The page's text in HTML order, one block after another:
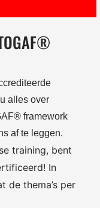
alles over
framework
af te leggen.
training, bent
In
de thema’s per